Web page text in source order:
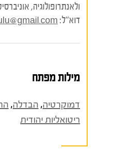
ולאנתרופולוגיה,
דוא"ל:
מילות מפתח
דמוקרטיה, הבדלה,
ריטואליות יהודית